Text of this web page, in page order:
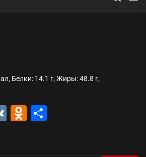
Белки: 14.1 г, Жиры: 48.8 г,
VK Odnoklassniki